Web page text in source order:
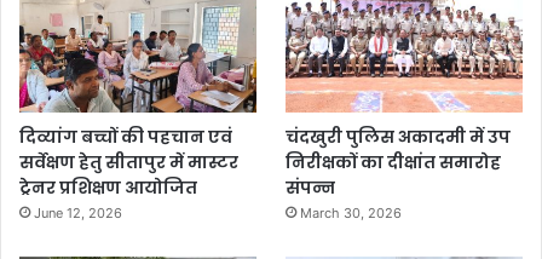
दिव्यांग बच्चों की पहचान एवं
सर्वेक्षण हेतु सीतापुर में मास्टर
ट्रेनर प्रशिक्षण आयोजित
June 12, 2026
चंदखुरी पुलिस अकादमी में उप
निरीक्षकों का दीक्षांत समारोह
संपन्न
March 30, 2026